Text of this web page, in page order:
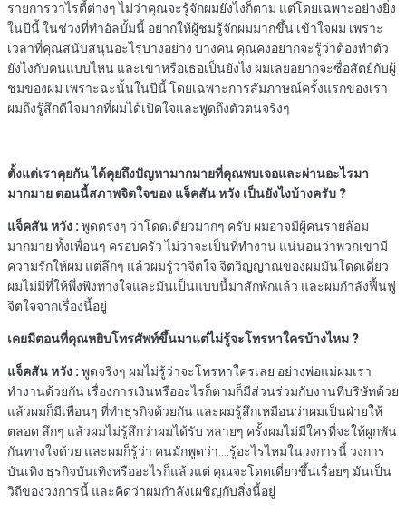
รายการวาไรตี้ต่างๆ ไม่ว่าคุณจะรู้จักผมยังไงก็ตาม แต่โดยเฉพาะอย่างยิ่ง
ในปีนี้ ในช่วงที่ทำอัลบั้มนี้ อยากให้ผู้ชมรู้จักผมมากขึ้น เข้าใจผม เพราะ
เวลาที่คุณสนับสนุนอะไรบางอย่าง บางคน คุณคงอยากจะรู้ว่าต้องทำตัว
ยังไงกับคนแบบไหน และเขาหรือเธอเป็นยังไง ผมเลยอยากจะซื่อสัตย์กับผู้
ชมของผม เพราะฉะนั้นในปีนี้ โดยเฉพาะการสัมภาษณ์ครั้งแรกของเรา
ผมถึงรู้สึกดีใจมากที่ผมได้เปิดใจและพูดถึงตัวตนจริงๆ
ตั้งแต่เราคุยกันได้คุยถึงปัญหามากมายที่คุณพบเจอและผ่านอะไรมา
มากมาย ตอนนี้สภาพจิตใจของ แจ็คสันหวัง เป็นยังไงบ้างครับ ?
แจ็คสันหวัง :พูดตรงๆ ว่าโดดเดี่ยวมากๆ ครับ ผมอาจมีผู้คนรายล้อม
มากมาย ทั้งเพื่อนๆ ครอบครัว ไม่ว่าจะเป็นที่ทำงาน แน่นอนว่าพวกเขามี
ความรักให้ผม แต่ลึกๆ แล้วผมรู้ว่าจิตใจ จิตวิญญาณของผมมันโดดเดี่ยว
ผมไม่มีที่ให้พึ่งพิงทางใจและมันเป็นแบบนี้มาสักพักแล้ว และผมกำลังฟื้นฟู
จิตใจจากเรื่องนี้อยู่
เคยมีตอนที่คุณหยิบโทรศัพท์ขึ้นมาแต่ไม่รู้จะโทรหาใครบ้างไหม ?
แจ็คสันหวัง :พูดจริงๆ ผมไม่รู้ว่าจะโทรหาใครเลย อย่างพ่อแม่ผมเรา
ทำงานด้วยกัน เรื่องการเงินหรืออะไรก็ตามก็มีส่วนร่วมกับงานที่บริษัทด้วย
แล้วผมก็มีเพื่อนๆ ที่ทำธุรกิจด้วยกัน และผมรู้สึกเหมือนว่าผมเป็นฝ่ายให้
ตลอด ลึกๆ แล้วผมไม่รู้สึกว่าผมได้รับ หลายๆ ครั้งผมไม่มีใครที่จะให้ผูกพัน
กันทางใจด้วย และผมก็รู้ว่า คนมักพูดว่า….รู้อะไรไหมในวงการนี้ วงการ
บันเทิง ธุรกิจบันเทิงหรืออะไรก็แล้วแต่ คุณจะโดดเดี่ยวขึ้นเรื่อยๆ มันเป็น
วิถีของวงการนี้ และคิดว่าผมกำลังเผชิญกับสิ่งนี้อยู่